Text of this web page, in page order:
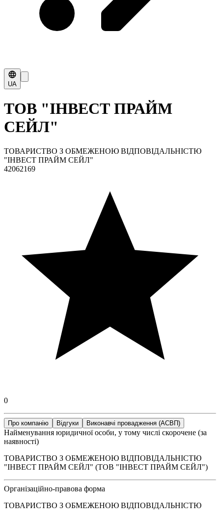
UA
ТОВ "ІНВЕСТ ПРАЙМ
СЕЙЛ"
ТОВАРИСТВО З ОБМЕЖЕНОЮ ВІДПОВІДАЛЬНІСТЮ
"ІНВЕСТ ПРАЙМ СЕЙЛ"
42062169
0
Про компанію Відгуки Виконавчі провадження (АСВП)
Найменування юридичної особи, у тому числі скорочене (за
наявності)
ТОВАРИСТВО З ОБМЕЖЕНОЮ ВІДПОВІДАЛЬНІСТЮ
"ІНВЕСТ ПРАЙМ СЕЙЛ" (ТОВ "ІНВЕСТ ПРАЙМ СЕЙЛ")
Організаційно-правова форма
ТОВАРИСТВО З ОБМЕЖЕНОЮ ВІДПОВІДАЛЬНІСТЮ